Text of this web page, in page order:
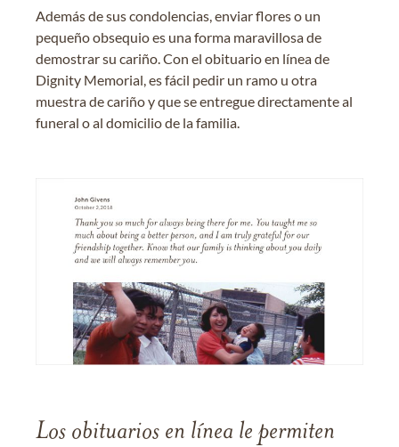
Además de sus condolencias, enviar flores o un
pequeño obsequio es una forma maravillosa de
demostrar su cariño. Con el obituario en línea de
Dignity Memorial, es fácil pedir un ramo u otra
muestra de cariño y que se entregue directamente al
funeral o al domicilio de la familia.
Los obituarios en línea le permiten